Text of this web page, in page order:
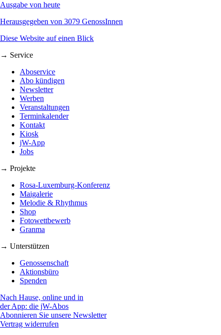
Ausgabe von heute
Herausgegeben von 3079 GenossInnen
Diese Website auf einen Blick
→ Service
Aboservice
Abo kündigen
Newsletter
Werben
Veranstaltungen
Terminkalender
Kontakt
Kiosk
jW-App
Jobs
→ Projekte
Rosa-Luxemburg-Konferenz
Maigalerie
Melodie & Rhythmus
Shop
Fotowettbewerb
Granma
→ Unterstützen
Genossenschaft
Aktionsbüro
Spenden
Nach Hause, online und in
der App: die jW-Abos
Abonnieren Sie unsere Newsletter
Vertrag widerrufen